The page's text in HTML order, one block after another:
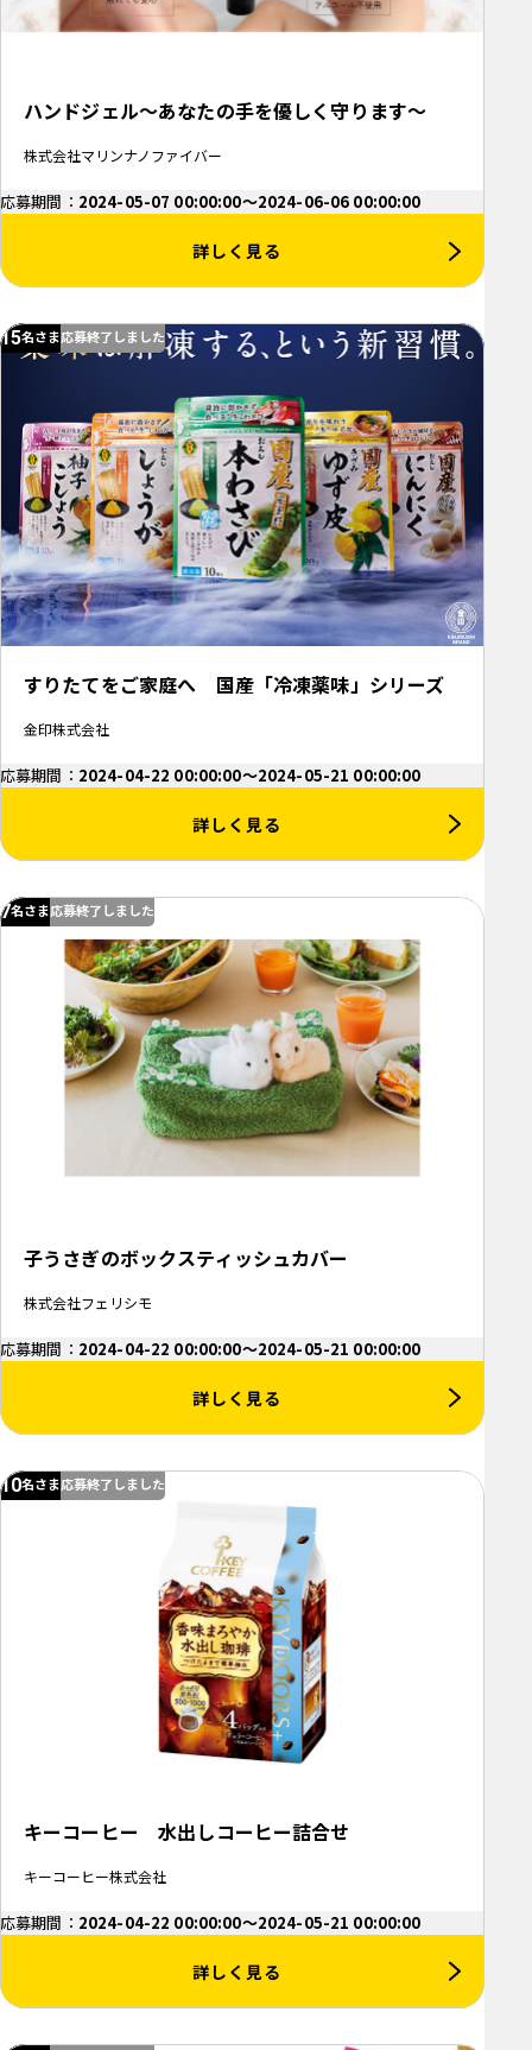
ハンドジェル～あなたの手を優しく守ります～
株式会社マリンナノファイバー
応募期間： 2024-05-07 00:00:00～2024-06-06 00:00:00
詳しく見る
15名さま応募終了しました
すりたてをご家庭へ 国産「冷凍薬味」シリーズ
金印株式会社
応募期間： 2024-04-22 00:00:00～2024-05-21 00:00:00
詳しく見る
7名さま応募終了しました
子うさぎのボックスティッシュカバー
株式会社フェリシモ
応募期間： 2024-04-22 00:00:00～2024-05-21 00:00:00
詳しく見る
10名さま応募終了しました
キーコーヒー 水出しコーヒー詰合せ
キーコーヒー株式会社
応募期間： 2024-04-22 00:00:00～2024-05-21 00:00:00
詳しく見る